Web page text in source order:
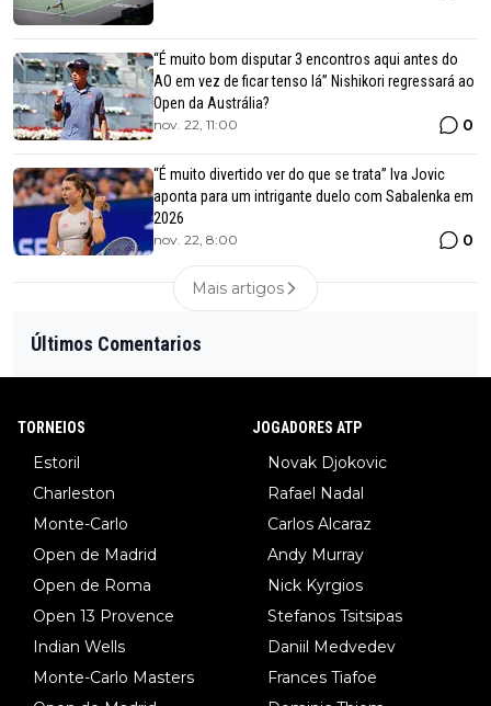
“É muito bom disputar 3 encontros aqui antes do
AO em vez de ficar tenso lá” Nishikori regressará ao
Open da Austrália?
nov. 22, 11:00 0
“É muito divertido ver do que se trata” Iva Jovic
aponta para um intrigante duelo com Sabalenka em
2026
nov. 22, 8:00 0
Mais artigos
Últimos Comentarios
TORNEIOS
Estoril
Charleston
Monte-Carlo
Open de Madrid
Open de Roma
Open 13 Provence
Indian Wells
Monte-Carlo Masters
JOGADORES ATP
Novak Djokovic
Rafael Nadal
Carlos Alcaraz
Andy Murray
Nick Kyrgios
Stefanos Tsitsipas
Daniil Medvedev
Frances Tiafoe